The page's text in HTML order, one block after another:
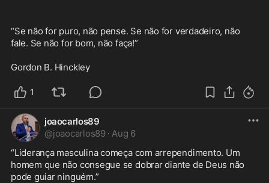
“Se não for puro, não pense. Se não for verdadeiro, não
fale. Se não for bom, não faça!”
Gordon B. Hinckley
1
joaocarlos89
@joaocarlos89 · Aug 6
“Liderança masculina começa com arrependimento. Um
homem que não consegue se dobrar diante de Deus não
pode guiar ninguém.”